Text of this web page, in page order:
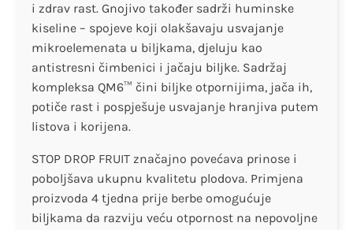
i zdrav rast. Gnojivo također sadrži huminske
kiseline – spojeve koji olakšavaju usvajanje
mikroelemenata u biljkama, djeluju kao
antistresni čimbenici i jačaju biljke. Sadržaj
kompleksa QM6™ čini biljke otpornijima, jača ih,
potiče rast i pospješuje usvajanje hranjiva putem
listova i korijena.
STOP DROP FRUIT značajno povećava prinose i
poboljšava ukupnu kvalitetu plodova. Primjena
proizvoda 4 tjedna prije berbe omogućuje
biljkama da razviju veću otpornost na nepovoljne